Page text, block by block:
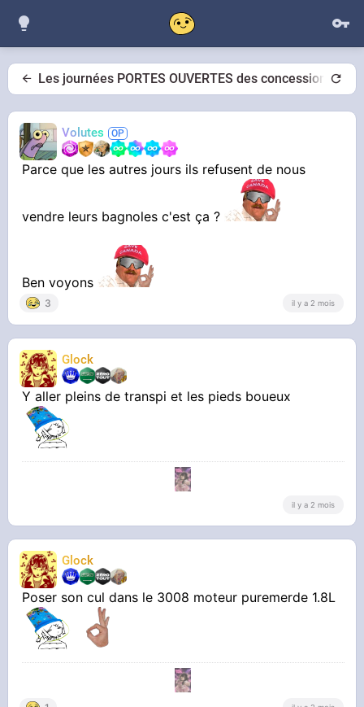
Les journées PORTES OUVERTES des
Volutes
Parce que les autres jours ils refusent de nous
vendre leurs bagnoles c'est ça ?
Ben voyons
3 il y a 2 mois
Glock
Y aller pleins de transpi et les pieds boueux
il y a 2 mois
Glock
Poser son cul dans le 3008 moteur puremerde 1.8L